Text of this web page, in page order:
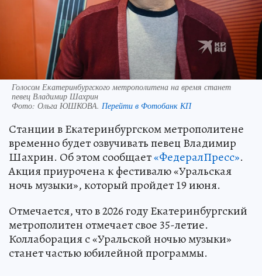
Голосом Екатеринбургского метрополитена на время станет
певец Владимир Шахрин
Фото: Ольга ЮШКОВА. Перейти в Фотобанк КП
Станции в Екатеринбургском метрополитене
временно будет озвучивать певец Владимир
Шахрин. Об этом сообщает«ФедералПресс».
Акция приурочена к фестивалю «Уральская
ночь музыки», который пройдет 19 июня.
Отмечается, что в 2026 году Екатеринбургский
метрополитен отмечает свое 35-летие.
Коллаборация с «Уральской ночью музыки»
станет частью юбилейной программы.